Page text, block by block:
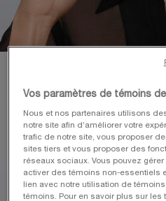
Vos paramètres de témoins
Nous et nos partenaires utilisons
notre site afin d’améliorer votre
trafic de notre site, vous proposer
sites tiers et vous proposer des
réseaux sociaux. Vous pouvez
activer des témoins non-essentiels
lien avec notre utilisation de
témoins. Pour en savoir plus sur les